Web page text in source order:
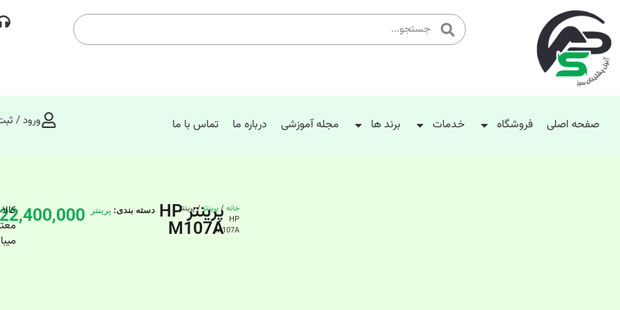
صفحه اصلی فروشگاه خدمات برند ها مجله آموزشی درباره ما تماس با ما ورود /
خانه/پرینتر/ پرینتر
HP
M107A
پرینتر HP
M107A
دسته بندی: پرینتر 22,400,000